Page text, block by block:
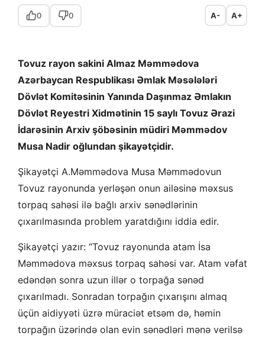
0 0 A- A+
Tovuz rayon sakini Almaz Məmmədova
Azərbaycan Respublikası Əmlak Məsələləri
Dövlət Komitəsinin Yanında Daşınmaz Əmlakın
Dövlət Reyestri Xidmətinin 15 saylı Tovuz Ərazi
İdarəsinin Arxiv şöbəsinin müdiri Məmmədov
Musa Nadir oğlundan şikayətçidir.
Şikayətçi A.Məmmədova Musa Məmmədovun
Tovuz rayonunda yerləşən onun ailəsinə məxsus
torpaq sahəsi ilə bağlı arxiv sənədlərinin
çıxarılmasında problem yaratdığını iddia edir.
Şikayətçi yazır: “Tovuz rayonunda atam İsa
Məmmədova məxsus torpaq sahəsi var. Atam vəfat
edəndən sonra uzun illər o torpağa sənəd
çıxarılmadı. Sonradan torpağın çıxarışını almaq
üçün aidiyyəti üzrə müraciət etsəm də, həmin
torpağın üzərində olan evin sənədləri mənə verilsə